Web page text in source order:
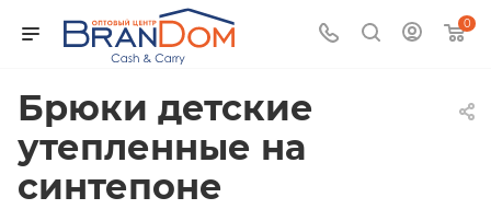
0
Брюки детские
утепленные на
синтепоне